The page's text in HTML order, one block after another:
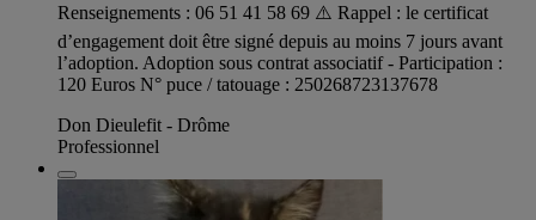
Renseignements : 06 51 41 58 69 ⚠️ Rappel : le certificat
d’engagement doit être signé depuis au moins 7 jours avant
l’adoption. Adoption sous contrat associatif - Participation :
120 Euros N° puce / tatouage : 250268723137678
Don Dieulefit - Drôme
Professionnel